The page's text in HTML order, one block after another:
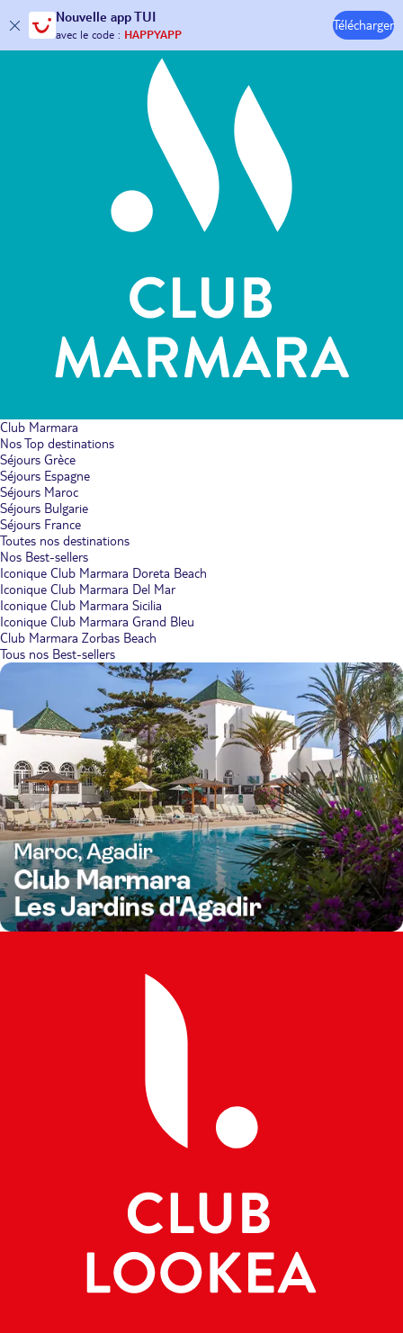
Nouvelle app TUI
30€ offerts*sur votrevoyage !
avec le code :HAPPYAPP
Télécharger
Hôtels & Clubs
Club Marmara
Nos Top destinations
Séjours Grèce
Séjours Espagne
Séjours Maroc
Séjours Bulgarie
Séjours France
Toutes nos destinations
Nos Best-sellers
Iconique Club Marmara Doreta Beach
Iconique Club Marmara Del Mar
Iconique Club Marmara Sicilia
Iconique Club Marmara Grand Bleu
Club Marmara Zorbas Beach
Tous nos Best-sellers